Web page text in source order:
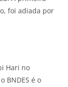
foi adiada por
Hari no
BNDES é o